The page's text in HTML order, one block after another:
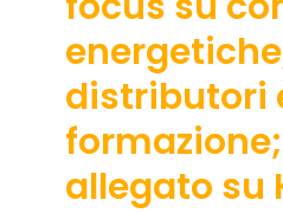
distributori
allegato su